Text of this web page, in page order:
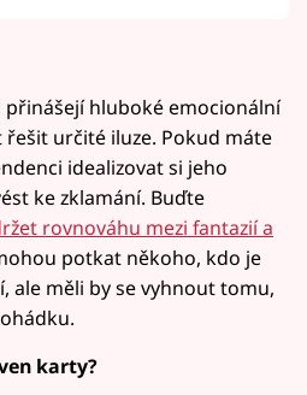
přinášejí hluboké emocionální
určité iluze. Pokud máte
idealizovat si jeho
ke zklamání. Buďte
rovnováhu mezi fantazií a
potkat někoho, kdo je
ale měli by se vyhnout tomu,
karty?